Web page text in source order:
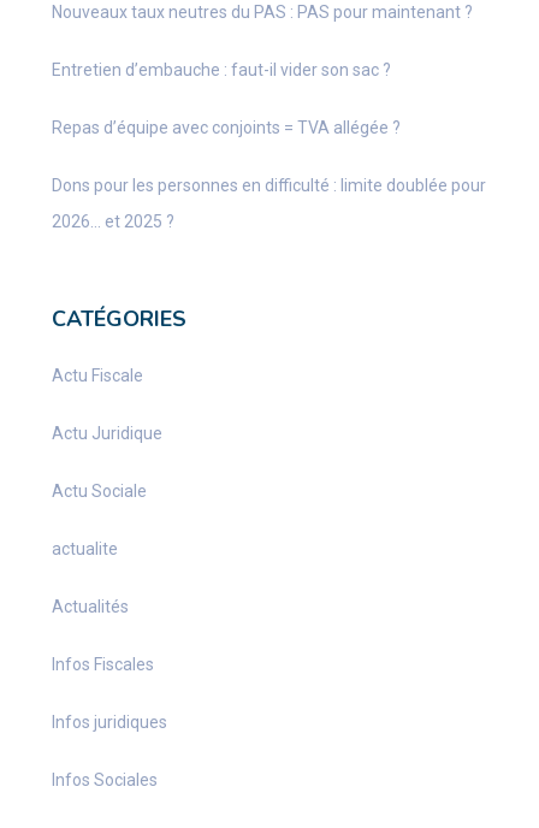
Nouveaux taux neutres du PAS : PAS pour maintenant ?
Entretien d’embauche : faut-il vider son sac ?
Repas d’équipe avec conjoints = TVA allégée ?
Dons pour les personnes en difficulté : limite doublée pour
2026… et 2025 ?
CATÉGORIES
Actu Fiscale
Actu Juridique
Actu Sociale
actualite
Actualités
Infos Fiscales
Infos juridiques
Infos Sociales